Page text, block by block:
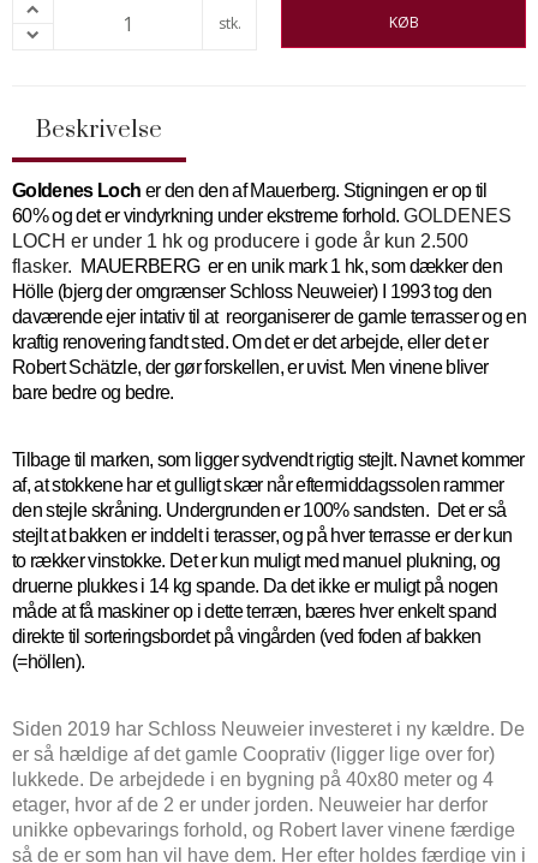
stk. KØB
Beskrivelse
Goldenes Loch er den den af Mauerberg. Stigningen er op til
60% og det er vindyrkning under ekstreme forhold. GOLDENES
LOCH er under 1 hk og producere i gode år kun 2.500
flasker. MAUERBERG er en unik mark 1 hk, som dækker den
Hölle (bjerg der omgrænser Schloss Neuweier) I 1993 tog den
daværende ejer intativ til at reorganiserer de gamle terrasser og en
kraftig renovering fandt sted. Om det er det arbejde, eller det er
Robert Schätzle, der gør forskellen, er uvist. Men vinene bliver
bare bedre og bedre.
Tilbage til marken, som ligger sydvendt rigtig stejlt. Navnet kommer
af, at stokkene har et gulligt skær når eftermiddagssolen rammer
den stejle skråning. Undergrunden er 100% sandsten. Det er så
stejlt at bakken er inddelt i terasser, og på hver terrasse er der kun
to rækker vinstokke. Det er kun muligt med manuel plukning, og
druerne plukkes i 14 kg spande. Da det ikke er muligt på nogen
måde at få maskiner op i dette terræn, bæres hver enkelt spand
direkte til sorteringsbordet på vingården (ved foden af bakken
(=höllen).
Siden 2019 har Schloss Neuweier investeret i ny kældre. De
er så hældige af det gamle Cooprativ (ligger lige over for)
lukkede. De arbejdede i en bygning på 40x80 meter og 4
etager, hvor af de 2 er under jorden. Neuweier har derfor
unikke opbevarings forhold, og Robert laver vinene færdige
så de er som han vil have dem. Her efter holdes færdige vin i